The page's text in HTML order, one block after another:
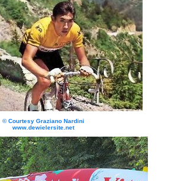
© Courtesy Graziano Nardini
www.dewielersite.net